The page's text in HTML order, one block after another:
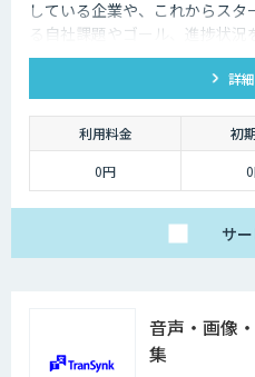
している企業や、これからス
る自社課題やゴール、進捗状
るサービスです
詳
利用料金 初
0円
サ
音声・画像
集